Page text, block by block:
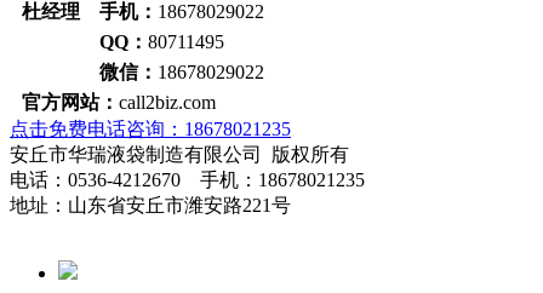
杜经理 手机： 18678029022
QQ： 80711495
微信： 18678029022
官方网站： call2biz.com
点击免费电话咨询：18678021235
安丘市华瑞液袋制造有限公司 版权所有
电话：0536-4212670 手机：18678021235
地址：山东省安丘市潍安路221号